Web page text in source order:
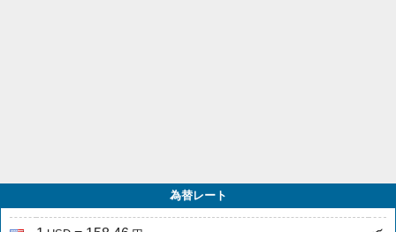
為替レート